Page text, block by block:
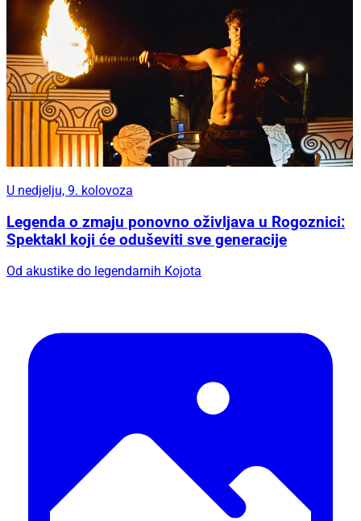
U nedjelju, 9. kolovoza
Legenda o zmaju ponovno oživljava u Rogoznici:
Spektakl koji će oduševiti sve generacije
Od akustike do legendarnih Kojota